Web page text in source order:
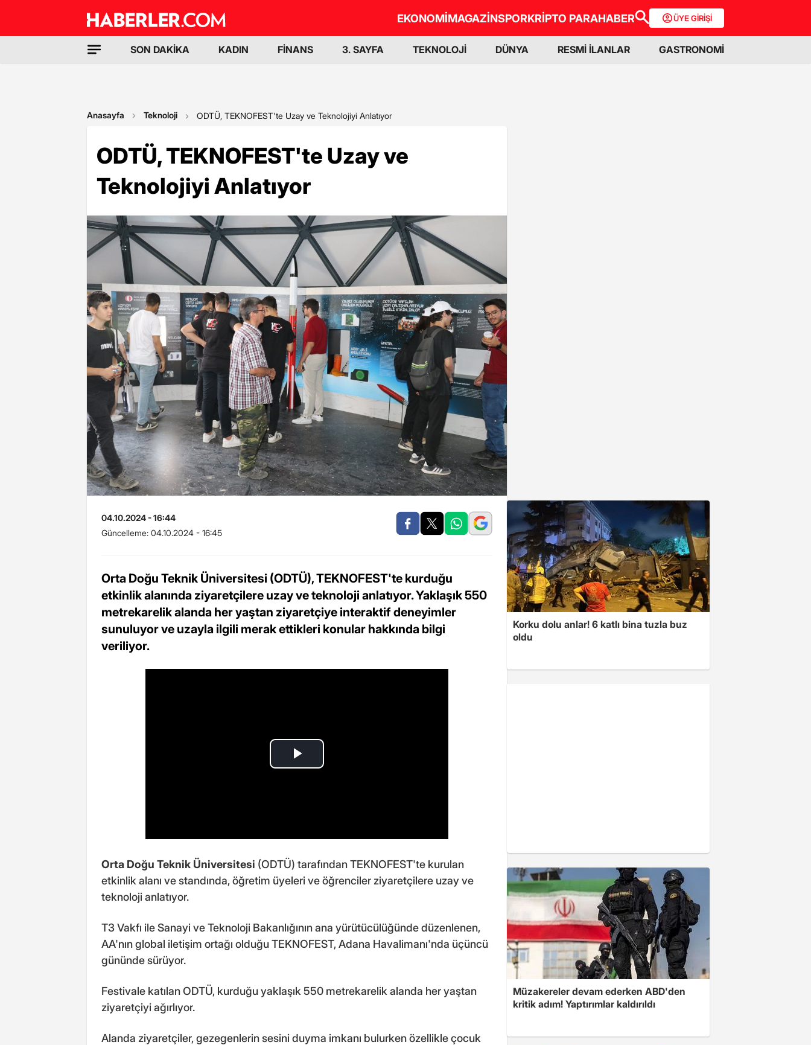
EKONOMİMAGAZİNSPORKRİPTO PARAHABER ÜYE GİRİŞİ
SON DAKİKA KADIN FİNANS 3. SAYFA TEKNOLOJİ DÜNYA RESMİ İLANLAR GASTRONOMİ
Anasayfa Teknoloji ODTÜ, TEKNOFEST'te Uzay ve Teknolojiyi Anlatıyor
ODTÜ, TEKNOFEST'te Uzay ve
Teknolojiyi Anlatıyor
04.10.2024 - 16:44
Güncelleme: 04.10.2024 - 16:45
Orta Doğu Teknik Üniversitesi (ODTÜ), TEKNOFEST'te kurduğu
etkinlik alanında ziyaretçilere uzay ve teknoloji anlatıyor. Yaklaşık 550
metrekarelik alanda her yaştan ziyaretçiye interaktif deneyimler
sunuluyor ve uzayla ilgili merak ettikleri konular hakkında bilgi
veriliyor.
Orta Doğu Teknik Üniversitesi (ODTÜ) tarafından TEKNOFEST'te kurulan
etkinlik alanı ve standında, öğretim üyeleri ve öğrenciler ziyaretçilere uzay ve
teknoloji anlatıyor.
T3 Vakfı ile Sanayi ve Teknoloji Bakanlığının ana yürütücülüğünde düzenlenen,
AA'nın global iletişim ortağı olduğu TEKNOFEST, Adana Havalimanı'nda üçüncü
gününde sürüyor.
Festivale katılan ODTÜ, kurduğu yaklaşık 550 metrekarelik alanda her yaştan
ziyaretçiyi ağırlıyor.
Alanda ziyaretçiler, gezegenlerin sesini duyma imkanı bulurken özellikle çocuk
Korku dolu anlar! 6 katlı bina tuzla buz
oldu
Müzakereler devam ederken ABD'den
kritik adım! Yaptırımlar kaldırıldı